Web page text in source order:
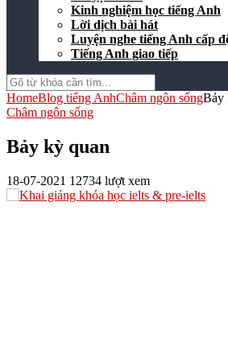
Kinh nghiệm học tiếng Anh
Lời dịch bài hát
Luyện nghe tiếng Anh cấp
Tiếng Anh giao tiếp
HomeBlog tiếng AnhChâm ngôn sốngBảy
Châm ngôn sống
Bảy kỳ quan
18-07-2021 12734 lượt xem